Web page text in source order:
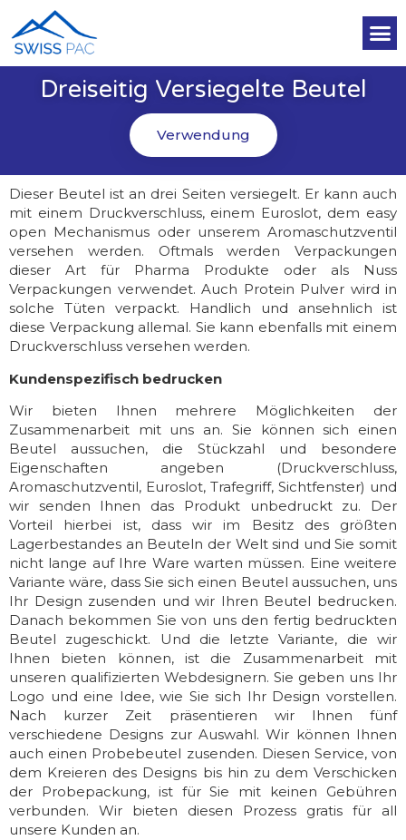
Dreiseitig Versiegelte Beutel
Verwendung
Dieser Beutel ist an drei Seiten versiegelt. Er kann auch
mit einem Druckverschluss, einem Euroslot, dem easy
open Mechanismus oder unserem Aromaschutzventil
versehen werden. Oftmals werden Verpackungen
dieser Art für Pharma Produkte oder als Nuss
Verpackungen verwendet. Auch Protein Pulver wird in
solche Tüten verpackt. Handlich und ansehnlich ist
diese Verpackung allemal. Sie kann ebenfalls mit einem
Druckverschluss versehen werden.
Kundenspezifisch bedrucken
Wir bieten Ihnen mehrere Möglichkeiten der
Zusammenarbeit mit uns an. Sie können sich einen
Beutel aussuchen, die Stückzahl und besondere
Eigenschaften angeben (Druckverschluss,
Aromaschutzventil, Euroslot, Trafegriff, Sichtfenster) und
wir senden Ihnen das Produkt unbedruckt zu. Der
Vorteil hierbei ist, dass wir im Besitz des größten
Lagerbestandes an Beuteln der Welt sind und Sie somit
nicht lange auf Ihre Ware warten müssen. Eine weitere
Variante wäre, dass Sie sich einen Beutel aussuchen, uns
Ihr Design zusenden und wir Ihren Beutel bedrucken.
Danach bekommen Sie von uns den fertig bedruckten
Beutel zugeschickt. Und die letzte Variante, die wir
Ihnen bieten können, ist die Zusammenarbeit mit
unseren qualifizierten Webdesignern. Sie geben uns Ihr
Logo und eine Idee, wie Sie sich Ihr Design vorstellen.
Nach kurzer Zeit präsentieren wir Ihnen fünf
verschiedene Designs zur Auswahl. Wir können Ihnen
auch einen Probebeutel zusenden. Diesen Service, von
dem Kreieren des Designs bis hin zu dem Verschicken
der Probepackung, ist für Sie mit keinen Gebühren
verbunden. Wir bieten diesen Prozess gratis für all
unsere Kunden an.